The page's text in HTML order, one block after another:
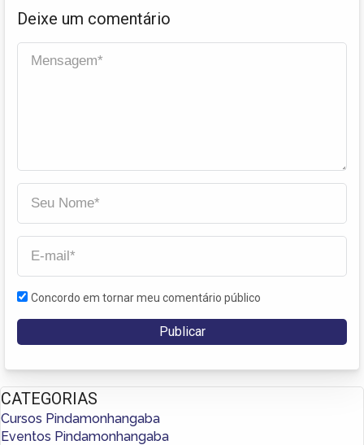
Deixe um comentário
Concordo em tornar meu comentário público
CATEGORIAS
Cursos Pindamonhangaba
Eventos Pindamonhangaba